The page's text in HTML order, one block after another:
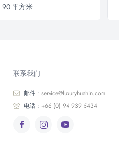
90 平方米
联系我们
邮件 : service@luxuryhuahin.com
电话 : +66 (0) 94 939 5434